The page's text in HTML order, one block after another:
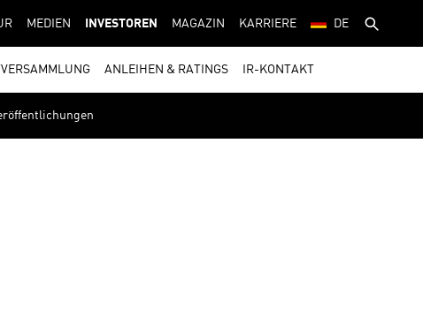
MEDIEN INVESTOREN MAGAZIN KARRIERE DE
ANLEIHEN & RATINGS IR-KONTAKT